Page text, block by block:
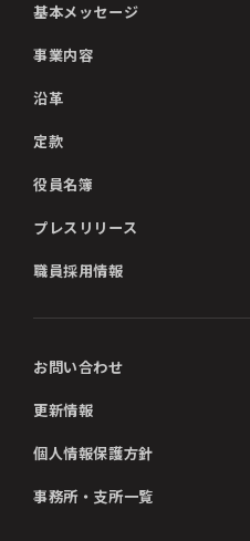
基本メッセージ
事業内容
沿革
定款
役員名簿
プレスリリース
職員採用情報
お問い合わせ
更新情報
個人情報保護方針
事務所・支所一覧